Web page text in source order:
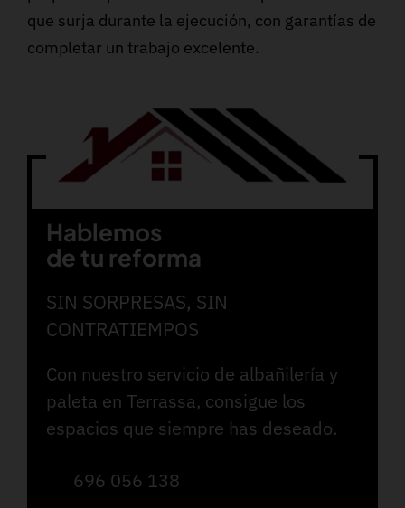
que surja durante la ejecución, con garantías de
completar un trabajo excelente.
Hablemos
de tu reforma
SIN SORPRESAS, SIN
CONTRATIEMPOS
Con nuestro servicio de albañilería y
paleta en Terrassa, consigue los
espacios que siempre has deseado.
696 056 138